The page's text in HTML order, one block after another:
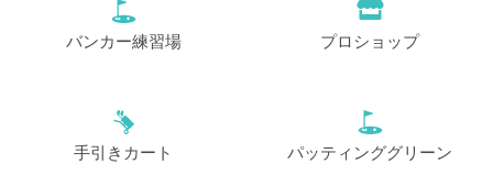
バンカー練習場 プロショップ
手引きカート パッティンググリーン